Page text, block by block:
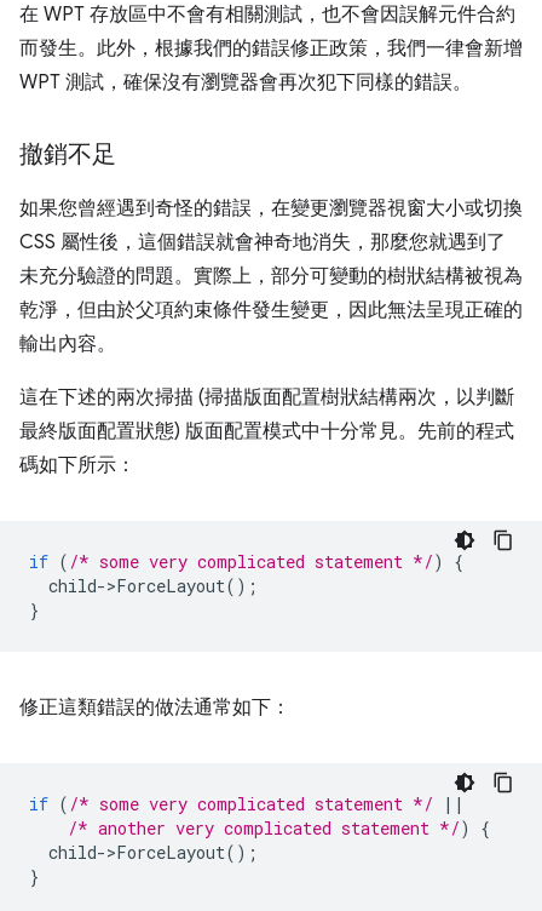
在 WPT 存放區中不會有相關測試，也不會因誤解元件合約
而發生。此外，根據我們的錯誤修正政策，我們一律會新增
WPT 測試，確保沒有瀏覽器會再次犯下同樣的錯誤。
撤銷不足
如果您曾經遇到奇怪的錯誤，在變更瀏覽器視窗大小或切換
CSS 屬性後，這個錯誤就會神奇地消失，那麼您就遇到了
未充分驗證的問題。實際上，部分可變動的樹狀結構被視為
乾淨，但由於父項約束條件發生變更，因此無法呈現正確的
輸出內容。
這在下述的兩次掃描 (掃描版面配置樹狀結構兩次，以判斷
最終版面配置狀態) 版面配置模式中十分常見。先前的程式
碼如下所示：
if ( /* some very complicated statement */)
{
child->ForceLayout();
}
修正這類錯誤的做法通常如下：
if ( /* some very complicated statement */
||
/* another very complicated statement */)
{
child->ForceLayout();
}